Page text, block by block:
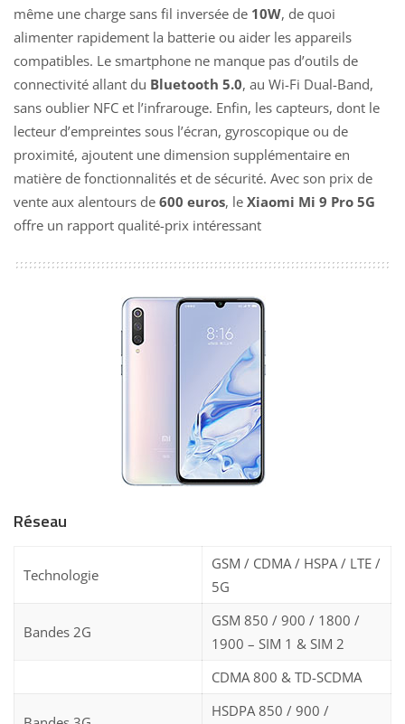
même une charge sans fil inversée de 10W, de quoi
alimenter rapidement la batterie ou aider les appareils
compatibles. Le smartphone ne manque pas d’outils de
connectivité allant du Bluetooth 5.0, au Wi-Fi Dual-Band,
sans oublier NFC et l’infrarouge. Enfin, les capteurs, dont le
lecteur d’empreintes sous l’écran, gyroscopique ou de
proximité, ajoutent une dimension supplémentaire en
matière de fonctionnalités et de sécurité. Avec son prix de
vente aux alentours de 600 euros, le Xiaomi Mi 9 Pro 5G
offre un rapport qualité-prix intéressant
Réseau
Technologie
GSM / CDMA / HSPA / LTE /
5G
Bandes 2G
GSM 850 / 900 / 1800 /
1900 – SIM 1 & SIM 2
CDMA 800 & TD-SCDMA
HSDPA 850 / 900 /